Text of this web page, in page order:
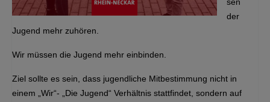
der
Jugend mehr zuhören.
Wir müssen die Jugend mehr einbinden.
Ziel sollte es sein, dass jugendliche Mitbestimmung nicht in
einem „Wir“- „Die Jugend“ Verhältnis stattfindet, sondern auf